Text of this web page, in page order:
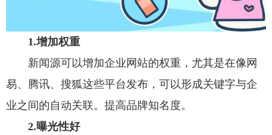
1.增加权重
新闻源可以增加企业网站的权重，尤其是在像网
易、腾讯、搜狐这些平台发布，可以形成关键字与企
业之间的自动关联。提高品牌知名度。
2.曝光性好